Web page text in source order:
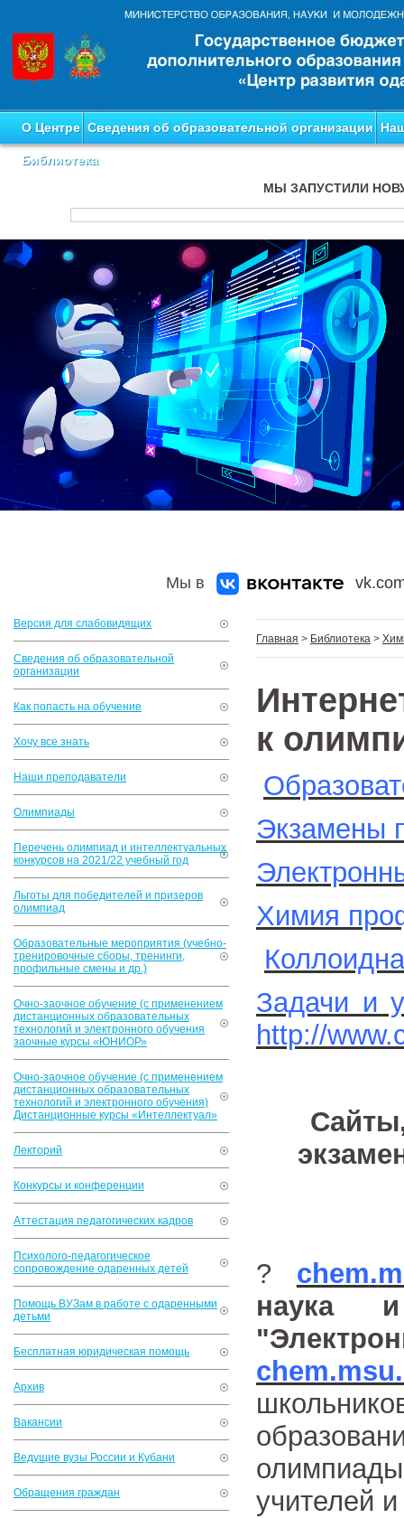
О Центре Сведения об образовательной организации
Библиотека
МЫ ЗАПУСТИЛИ
Мы в
Версия для слабовидящих
Сведения об образовательной
организации
Как попасть на обучение
Хочу все знать
Наши преподаватели
Олимпиады
Перечень олимпиад и интеллектуальных
конкурсов на 2021/22 учебный год
Льготы для победителей и призеров
олимпиад
Образовательные мероприятия (учебно-
тренировочные сборы, тренинги,
профильные смены и др.)
Очно-заочное обучение (с применением
дистанционных образовательных
технологий и электронного обучения
заочные курсы «ЮНИОР»
Очно-заочное обучение (с применением
дистанционных образовательных
технологий и электронного обучения)
Дистанционные курсы «Интеллектуал»
Лекторий
Конкурсы и конференции
Аттестация педагогических кадров
Психолого-педагогическое
сопровождение одаренных детей
Помощь ВУЗам в работе с одаренными
детьми
Бесплатная юридическая помощь
Архив
Вакансии
Ведущие вузы России и Кубани
Обращения граждан
Главная > Библиотека >
к
Экзамены
Химия
Задачи и
http://
? chem.
наука
chem.msu.
учителей